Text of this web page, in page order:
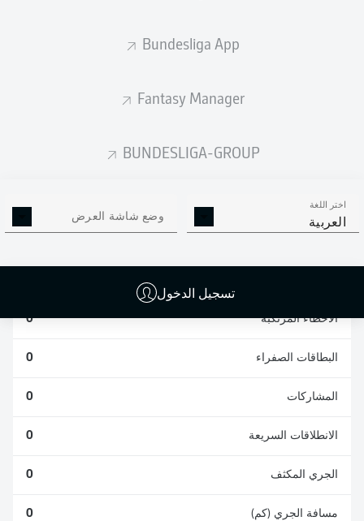
Bundesliga App
Fantasy Manager
BUNDESLIGA-GROUP
اختر اللغة
العربية وضع شاشة العرض
تسجيل الدخول
إحصائيات موسم 2025/2026
الافتكاكات الناجحة
الأخطاء المرتكبة 0
البطاقات الصفراء 0
المشاركات 0
الانطلاقات السريعة 0
الجري المكثف 0
مسافة الجري (كم) 0